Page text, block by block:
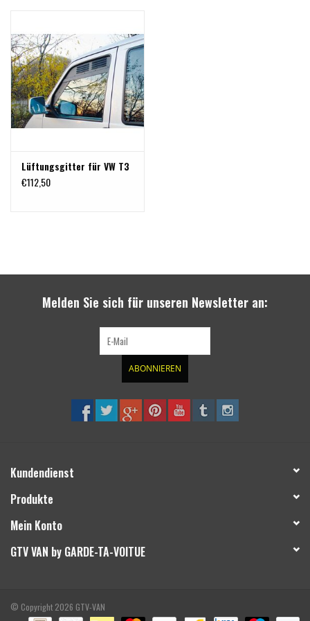
Lüftungsgitter für VW T3
€112,50
Melden Sie sich für unseren Newsletter an:
ABONNIEREN
Kundendienst
Produkte
Mein Konto
GTV VAN by GARDE-TA-VOITUE
© Copyright 2026 GTV-VAN